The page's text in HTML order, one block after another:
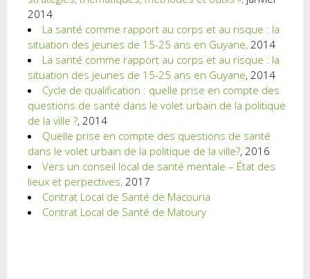
2014
La santé comme rapport au corps et au risque : la
situation des jeunes de 15-25 ans en Guyane, 2014
La santé comme rapport au corps et au risque : la
situation des jeunes de 15-25 ans en Guyane, 2014
Cycle de qualification : quelle prise en compte des
questions de santé dans le volet urbain de la politique
de la ville ?, 2014
Quelle prise en compte des questions de santé
dans le volet urbain de la politique de la ville?, 2016
Vers un conseil local de santé mentale – État des
lieux et perpectives, 2017
Contrat Local de Santé de Macouria
Contrat Local de Santé de Matoury